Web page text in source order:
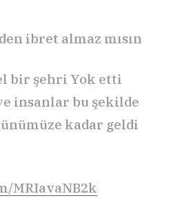
ibret almaz mısın
bir şehri Yok etti
insanlar bu şekilde
kadar geldi
MRIavaNB2k